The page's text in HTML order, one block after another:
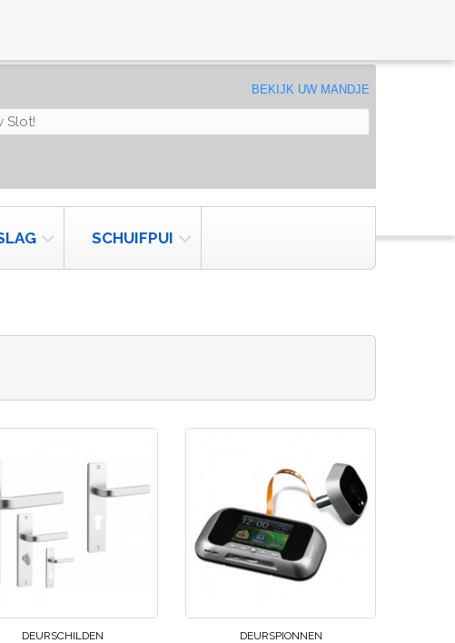
BEKIJK UW MANDJE
SCHUIFPUI
DEURSCHILDEN DEURSPIONNEN